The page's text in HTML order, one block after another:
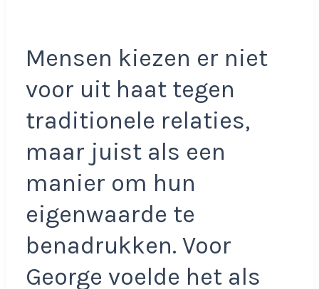
Mensen kiezen er niet
voor uit haat tegen
traditionele relaties,
maar juist als een
manier om hun
eigenwaarde te
benadrukken. Voor
George voelde het als